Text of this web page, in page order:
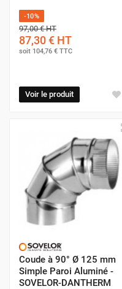
-10%
97,00 €HT
87,30 € HT
soit 104,76 € TTC
Voir le produit
Coude à 90° Ø 125 mm
Simple Paroi Aluminé -
SOVELOR-DANTHERM